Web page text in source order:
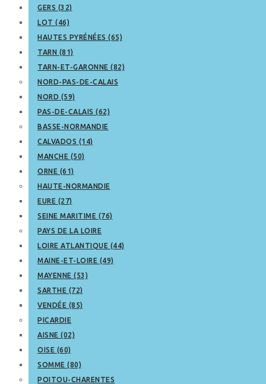
GERS (32)
LOT (46)
HAUTES PYRÉNÉES (65)
TARN (81)
TARN-ET-GARONNE (82)
NORD-PAS-DE-CALAIS
NORD (59)
PAS-DE-CALAIS (62)
BASSE-NORMANDIE
CALVADOS (14)
MANCHE (50)
ORNE (61)
HAUTE-NORMANDIE
EURE (27)
SEINE MARITIME (76)
PAYS DE LA LOIRE
LOIRE ATLANTIQUE (44)
MAINE-ET-LOIRE (49)
MAYENNE (53)
SARTHE (72)
VENDÉE (85)
PICARDIE
AISNE (02)
OISE (60)
SOMME (80)
POITOU-CHARENTES